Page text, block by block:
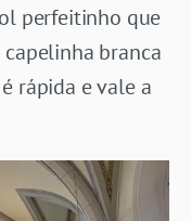
perfeitinho que
branca
rápida e vale a